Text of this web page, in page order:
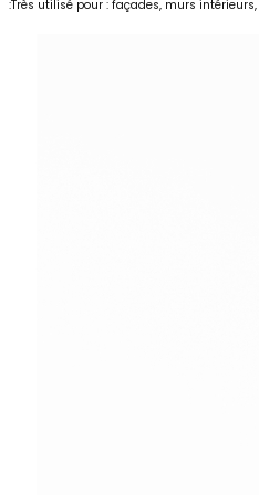
:Très utilisé pour : façades, murs intérieurs,